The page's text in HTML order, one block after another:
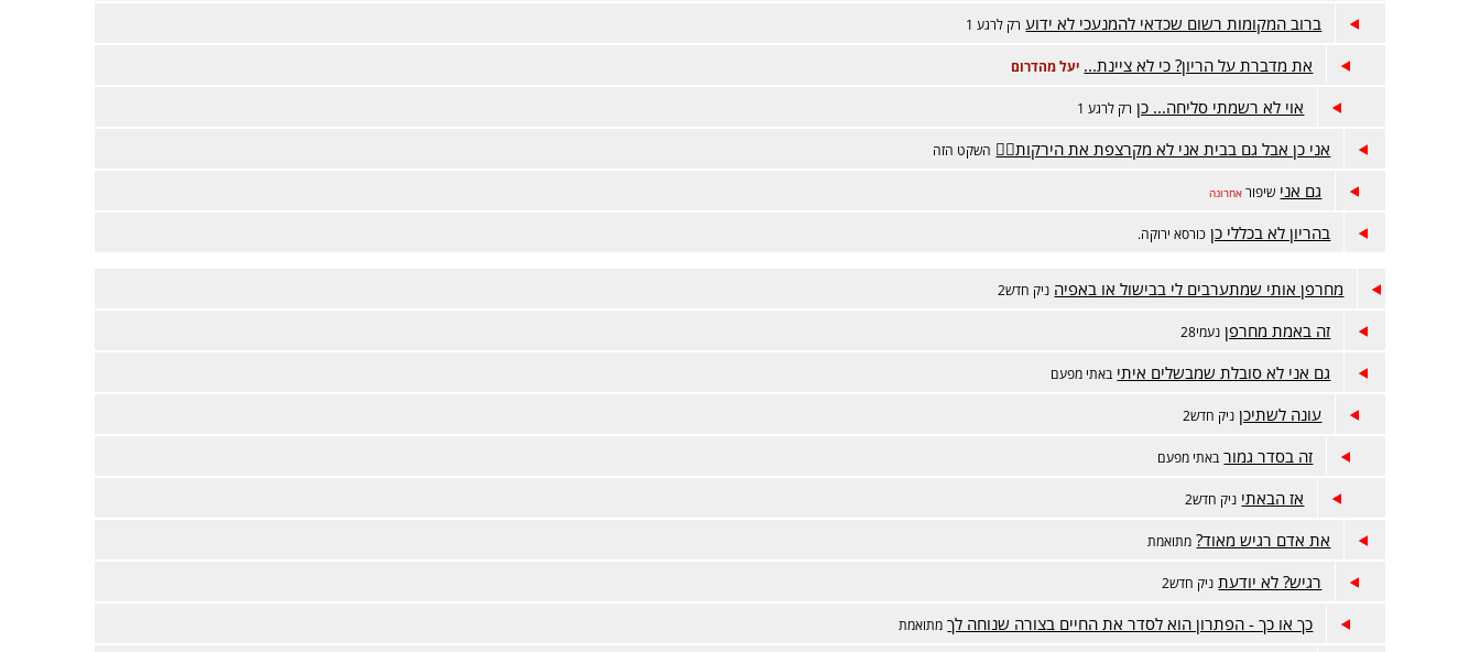
ברוב המקומות רשום שכדאי להמנעכי לא ידוע רק לרגע 1
את מדברת על הריון? כי לא ציינת... יעל מהדרום
אוי לא רשמתי סליחה... כן רק לרגע 1
אני כן אבל גם בבית אני לא מקרצפת את הירקות🤦‍♀️ השקט הזה
גם אני שיפור אחרונה
בהריון לא בכללי כן כורסא ירוקה.
מחרפן אותי שמתערבים לי בבישול או באפיה ניק חדש2
זה באמת מחרפן נעמי28
גם אני לא סובלת שמבשלים איתי באתי מפעם
עונה לשתיכן ניק חדש2
זה בסדר גמור באתי מפעם
אז הבאתי ניק חדש2
את אדם רגיש מאוד? מתואמת
רגיש? לא יודעת ניק חדש2
כך או כך - הפתרון הוא לסדר את החיים בצורה שנוחה לך מתואמת